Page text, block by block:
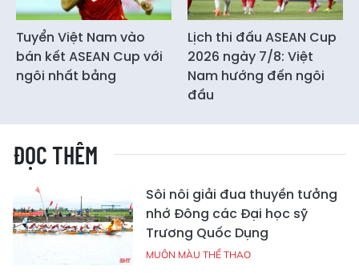
Tuyển Việt Nam vào
bán kết ASEAN Cup với
ngôi nhất bảng
Lịch thi đấu ASEAN Cup
2026 ngày 7/8: Việt
Nam hướng đến ngôi
đầu
ĐỌC THÊM
Sôi nôi giải đua thuyền tưởng
nhớ Đông các Đại học sỹ
Trương Quốc Dụng
MUÔN MÀU THỂ THAO